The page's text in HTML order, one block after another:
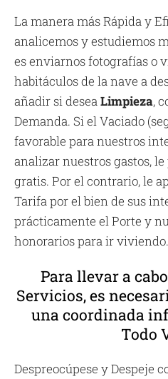
La manera más Rápida y
analicemos y estudiemos
es enviarnos fotografías o
habitáculos de la nave a
añadir si deseaLimpieza,
Demanda. Si el Vaciado
favorable para nuestros
analizar nuestros gastos,
gratis. Por el contrario, le
Tarifa por el bien de sus
prácticamente el Porte y
honorarios para ir viviendo.
Para llevar a
Servicios, es
una coordinada
Todo
Despreocúpese y Despeje